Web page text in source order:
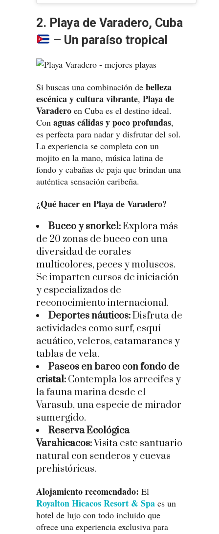
2. Playa de Varadero, Cuba
– Un paraíso tropical
Si buscas una combinación de belleza
escénica y cultura vibrante, Playa de
Varadero en Cuba es el destino ideal.
Con aguas cálidas y poco profundas,
es perfecta para nadar y disfrutar del sol.
La experiencia se completa con un
mojito en la mano, música latina de
fondo y cabañas de paja que brindan una
auténtica sensación caribeña.
¿Qué hacer en Playa de Varadero?
Buceo y snorkel:Explora más
de 20 zonas de buceo con una
diversidad de corales
multicolores, peces y moluscos.
Se imparten cursos de iniciación
y especializados de
reconocimiento internacional.
Deportes náuticos:Disfruta de
actividades como surf, esquí
acuático, veleros, catamaranes y
tablas de vela.
Paseos en barco con fondo de
cristal: Contempla los arrecifes y
la fauna marina desde el
Varasub, una especie de mirador
sumergido.
Reserva Ecológica
Varahicacos:Visita este santuario
natural con senderos y cuevas
prehistóricas.
Alojamiento recomendado: El
Royalton Hicacos Resort & Spa es un
hotel de lujo con todo incluido que
ofrece una experiencia exclusiva para